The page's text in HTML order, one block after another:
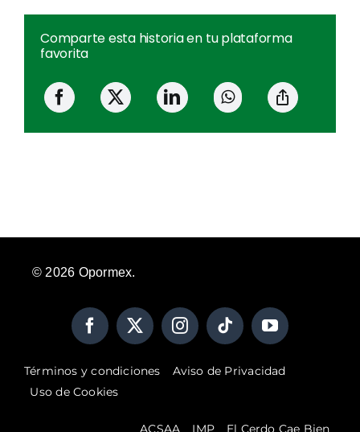
Comparte esta historia en tu plataforma
favorita
© 2026 Opormex.
Términos y condiciones
Aviso de Privacidad
Uso de Cookies
ACSAA IMP El Cerdo Cae Bien